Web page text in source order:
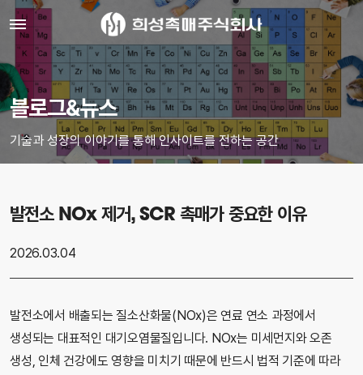
블로그&뉴스
기술과 성장의 이야기를 통해 인사이트를 전하는 공간
발전소 NOx 제거, SCR 촉매가 중요한 이유
2026.03.04
발전소에서 배출되는 질소산화물(NOx)은 연료 연소 과정에서
생성되는 대표적인 대기오염물질입니다. NOx는 미세먼지와 오존
생성, 인체 건강에도 영향을 미치기 때문에 반드시 법적 기준에 따라